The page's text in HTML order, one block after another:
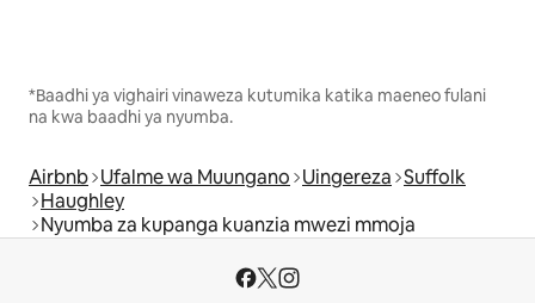
*Baadhi ya vighairi vinaweza kutumika katika maeneo fulani
na kwa baadhi ya nyumba.
Airbnb Ufalme wa Muungano Uingereza Suffolk
Haughley
Nyumba za kupanga kuanzia mwezi mmoja